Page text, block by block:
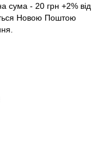
сума - 20 грн +2% від
Новою Поштою